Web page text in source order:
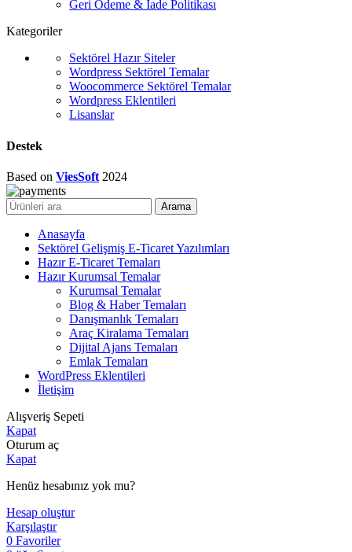
Geri Ödeme & İade Politikası
Kategoriler
Sektörel Hazır Siteler
Wordpress Sektörel Temalar
Woocommerce Sektörel Temalar
Wordpress Eklentileri
Lisanslar
Destek
Based on ViesSoft 2024
Arama
Anasayfa
Sektörel Gelişmiş E-Ticaret Yazılımları
Hazır E-Ticaret Temaları
Hazır Kurumsal Temalar
Kurumsal Temalar
Blog & Haber Temaları
Danışmanlık Temaları
Araç Kiralama Temaları
Dijital Ajans Temaları
Emlak Temaları
WordPress Eklentileri
İletişim
Alışveriş Sepeti
Kapat
Oturum aç
Kapat
Henüz hesabınız yok mu?
Hesap oluştur
Karşılaştır
0 Favoriler